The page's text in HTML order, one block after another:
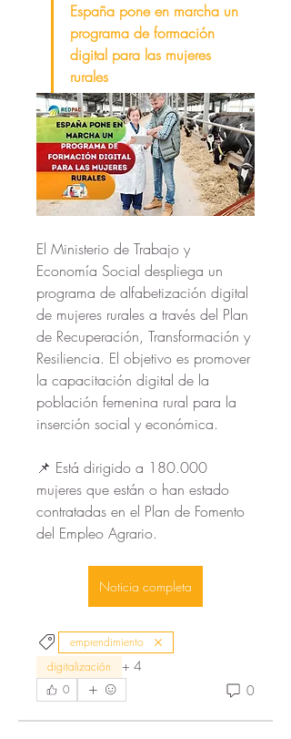
España pone en marcha un
programa de formación
digital para las mujeres
rurales
El Ministerio de Trabajo y
Economía Social despliega un
programa de alfabetización digital
de mujeres rurales a través del Plan
de Recuperación, Transformación y
Resiliencia. El objetivo es promover
la capacitación digital de la
población femenina rural para la
inserción social y económica.
📌 Está dirigido a 180.000
mujeres que están o han estado
contratadas en el Plan de Fomento
del Empleo Agrario.
Noticia completa
emprendimiento
digitalización
+ 4
0 0